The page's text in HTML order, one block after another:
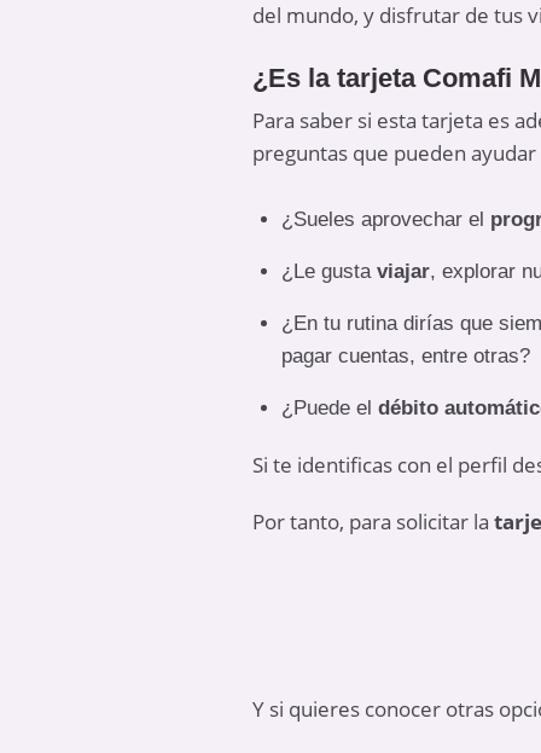
del mundo, y disfrutar de tus
¿Es la tarjeta Comafi
Para saber si esta tarjeta es
preguntas que pueden ayudar
¿Sueles aprovechar el
¿Le gusta viajar, explorar
¿En tu rutina dirías que
pagar cuentas, entre otras?
¿Puede el débito
Si te identificas con el perfil
Por tanto, para solicitar la
Y si quieres conocer otras